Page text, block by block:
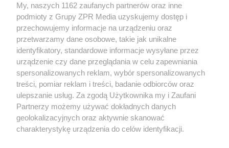
Żaden utwór zamieszczony w serwisie nie może być powielany i
rozpowszechniany lub dalej rozpowszechniany w jakikolwiek sposób (w
tym także elektroniczny lub mechaniczny) na jakimkolwiek polu
eksploatacji w jakiejkolwiek formie, włącznie z umieszczaniem w
Internecie bez pisemnej zgody właściciela praw. Jakiekolwiek użycie lub
wykorzystanie utworów w całości lub w części z naruszeniem prawa,
tzn. bez właściwej zgody, jest zabronione pod groźbą kary i może być
ścigane prawnie.
My, naszych 1162 zaufanych partnerów oraz inne
podmioty z Grupy ZPR Media uzyskujemy dostęp i
przechowujemy informacje na urządzeniu oraz
przetwarzamy dane osobowe, takie jak unikalne
identyfikatory, standardowe informacje wysyłane przez
urządzenie czy dane przeglądania w celu zapewniania
spersonalizowanych reklam, wybór spersonalizowanych
treści, pomiar reklam i treści, badanie odbiorców oraz
ulepszanie usług. Za zgodą Użytkownika my i Zaufani
Partnerzy możemy używać dokładnych danych
geolokalizacyjnych oraz aktywnie skanować
charakterystykę urządzenia do celów identyfikacji.